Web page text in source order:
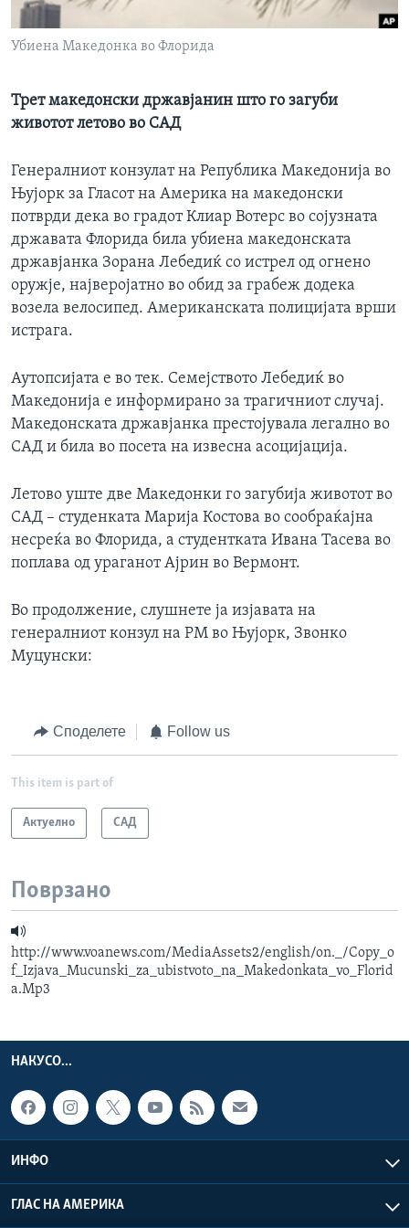
Убиена Македонка во Флорида
Трет македонски државјанин што го загуби
животот летово во САД
Генералниот конзулат на Република Македонија во
Њујорк за Гласот на Америка на македонски
потврди дека во градот Клиар Вотерс во сојузната
државата Флорида била убиена македонската
државјанка Зорана Лебедиќ со истрел од огнено
оружје, најверојатно во обид за грабеж додека
возела велосипед. Американската полицијата врши
истрага.
Аутопсијата е во тек. Семејството Лебедиќ во
Македонија е информирано за трагичниот случај.
Македонската државјанка престојувала легално во
САД и била во посета на извесна асоцијација.
Летово уште две Македонки го загубија животот во
САД – студенката Марија Костова во сообраќајна
несреќа во Флорида, а студентката Ивана Тасева во
поплава од ураганот Ајрин во Вермонт.
Во продолжение, слушнете ја изјавата на
генералниот конзул на РМ во Њујорк, Звонко
Муцунски:
Споделете Follow us
This item is part of
Актуелно САД
Поврзано
http://www.voanews.com/MediaAssets2/english/on._/Copy_o
f_Izjava_Mucunski_za_ubistvoto_na_Makedonkata_vo_Florid
a.Mp3
НАКУСО...
ИНФО
ГЛАС НА АМЕРИКА